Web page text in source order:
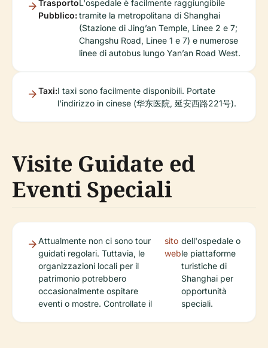
Trasporto
Pubblico:
L'ospedale è facilmente raggiungibile
tramite la metropolitana di Shanghai
(Stazione di Jing’an Temple, Linee 2 e 7;
Changshu Road, Linee 1 e 7) e numerose
linee di autobus lungo Yan’an Road West.
Taxi:I taxi sono facilmente disponibili. Portate
l'indirizzo in cinese (华东医院, 延安西路221号).
Visite Guidate ed
Eventi Speciali
Attualmente non ci sono tour
guidati regolari. Tuttavia, le
organizzazioni locali per il
patrimonio potrebbero
occasionalmente ospitare
eventi o mostre. Controllate il
sito
web
dell'ospedale o
le piattaforme
turistiche di
Shanghai per
opportunità
speciali.